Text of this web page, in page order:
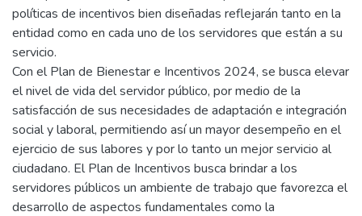
políticas de incentivos bien diseñadas reflejarán tanto en la
entidad como en cada uno de los servidores que están a su
servicio.
Con el Plan de Bienestar e Incentivos 2024, se busca elevar
el nivel de vida del servidor público, por medio de la
satisfacción de sus necesidades de adaptación e integración
social y laboral, permitiendo así un mayor desempeño en el
ejercicio de sus labores y por lo tanto un mejor servicio al
ciudadano. El Plan de Incentivos busca brindar a los
servidores públicos un ambiente de trabajo que favorezca el
desarrollo de aspectos fundamentales como la